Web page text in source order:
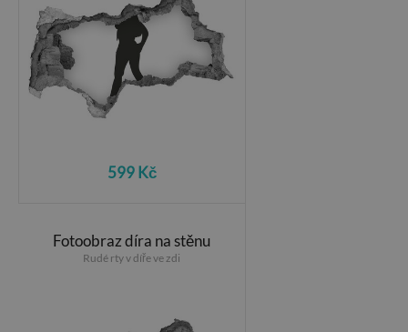
599 Kč
Fotoobraz díra na stěnu
Rudé rty v díře ve zdi